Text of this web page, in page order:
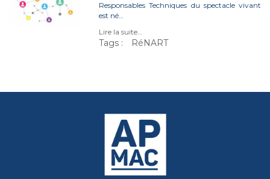
Responsables Techniques du spectacle vivant
est né…
Lire la suite…
Tags : RéNART